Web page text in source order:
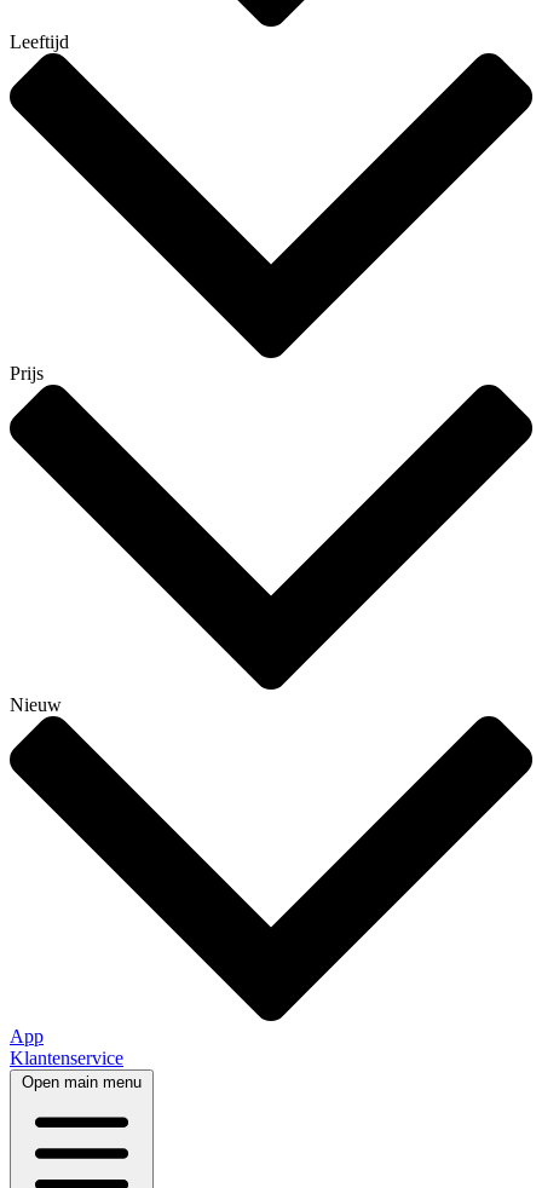
Leeftijd
Prijs
Nieuw
App
Klantenservice
Open main menu